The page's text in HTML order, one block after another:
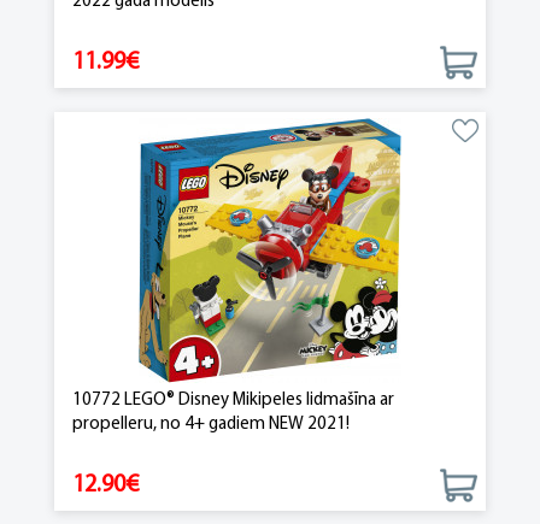
11.99€
10772 LEGO® Disney Mikipeles lidmašīna ar
propelleru, no 4+ gadiem NEW 2021!
12.90€